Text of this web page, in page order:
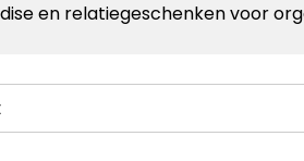
en relatiegeschenken voor